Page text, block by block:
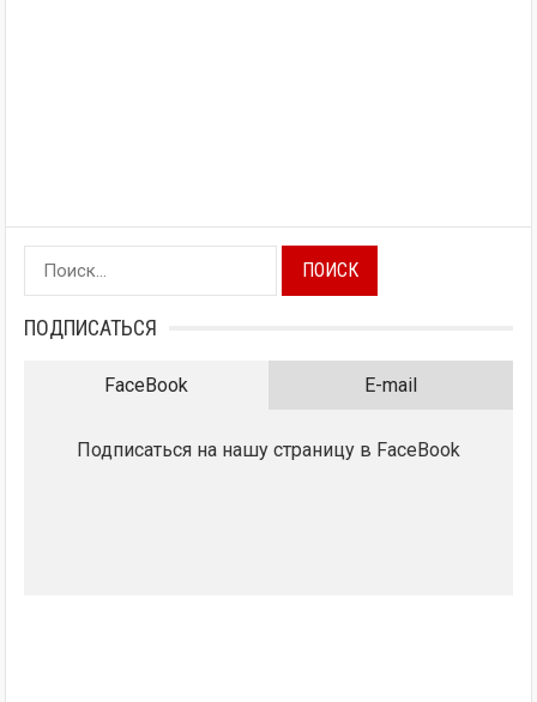
Найти:
ПОДПИСАТЬСЯ
FaceBook E-mail
Подписаться на нашу страницу в FaceBook